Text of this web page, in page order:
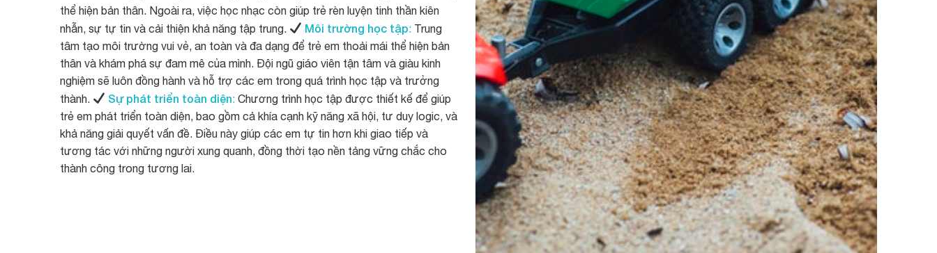
thể hiện bản thân. Ngoài ra, việc học nhạc còn giúp trẻ rèn luyện tinh thần kiên
nhẫn, sự tự tin và cải thiện khả năng tập trung.
Môi trường học tập:Trung
tâm tạo môi trường vui vẻ, an toàn và đa dạng để trẻ em thoải mái thể hiện bản
thân và khám phá sự đam mê của mình. Đội ngũ giáo viên tận tâm và giàu kinh
nghiệm sẽ luôn đồng hành và hỗ trợ các em trong quá trình học tập và trưởng
thành.
Sự phát triển toàn diện:Chương trình học tập được thiết kế để giúp
trẻ em phát triển toàn diện, bao gồm cả khía cạnh kỹ năng xã hội, tư duy logic, và
khả năng giải quyết vấn đề. Điều này giúp các em tự tin hơn khi giao tiếp và
tương tác với những người xung quanh, đồng thời tạo nền tảng vững chắc cho
thành công trong tương lai.